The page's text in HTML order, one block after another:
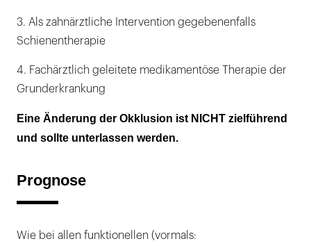
3. Als zahnärztliche Intervention gegebenenfalls
Schienentherapie
4. Fachärztlich geleitete medikamentöse Therapie der
Grunderkrankung
Eine Änderung der Okklusion ist NICHT zielführend
und sollte unterlassen werden.
Prognose
Wie bei allen funktionellen (vormals: